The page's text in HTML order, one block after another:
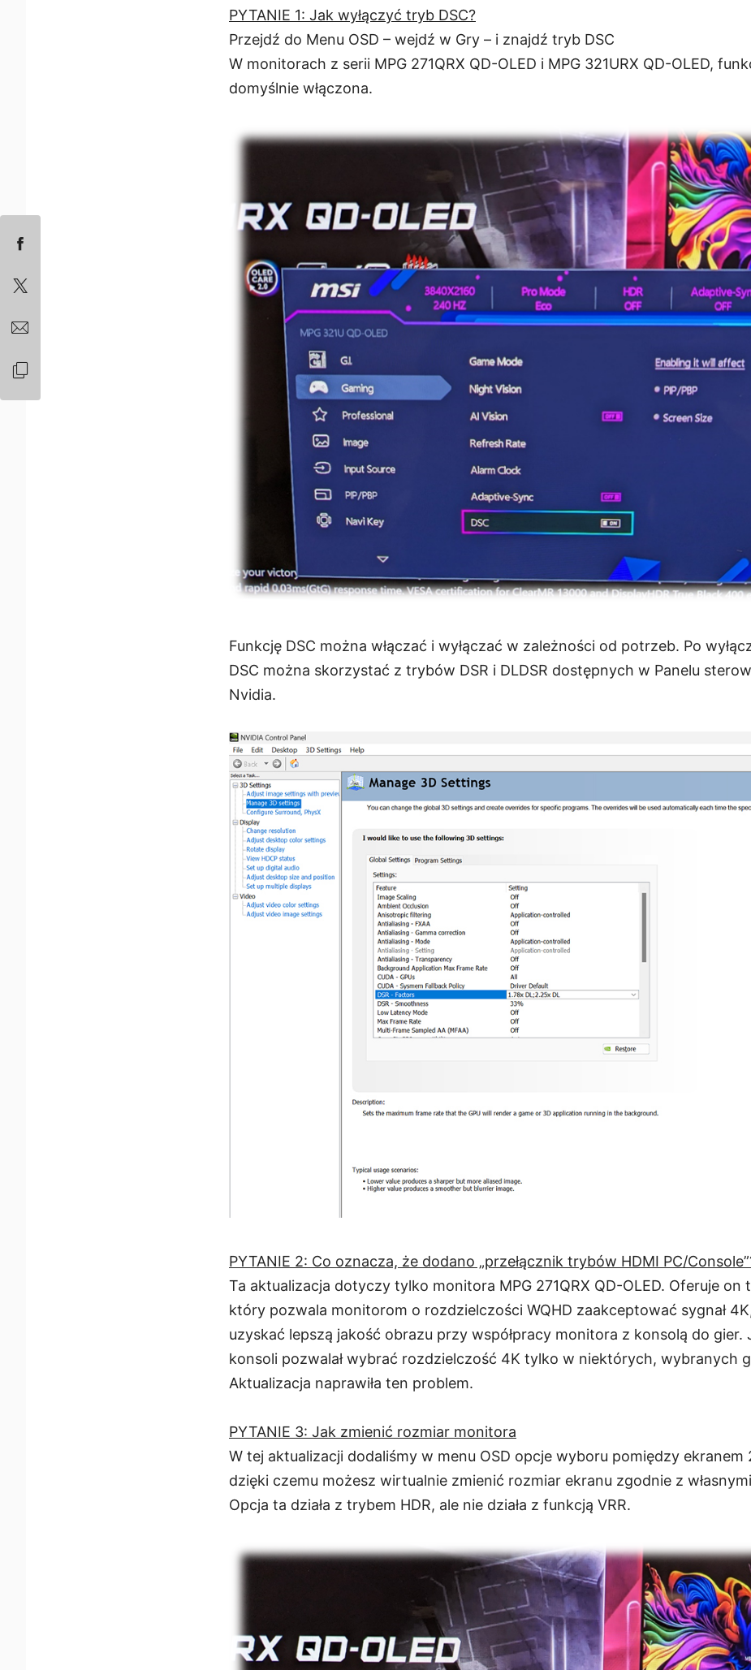
PYTANIE 1: Jak wyłączyć tryb DSC?
Przejdź do Menu OSD – wejdź w Gry – i znajdź tryb DSC
W monitorach z serii MPG 271QRX QD-OLED i MPG 321URX QD-OLED,
domyślnie włączona.
Funkcję DSC można włączać i wyłączać w zależności od potrzeb. Po
DSC można skorzystać z trybów DSR i DLDSR dostępnych w Panelu
Nvidia.
PYTANIE 2: Co oznacza, że dodano „przełącznik trybów HDMI PC/
Ta aktualizacja dotyczy tylko monitora MPG 271QRX QD-OLED. Oferuje on
który pozwala monitorom o rozdzielczości WQHD zaakceptować sygnał
uzyskać lepszą jakość obrazu przy współpracy monitora z konsolą do gier.
konsoli pozwalał wybrać rozdzielczość 4K tylko w niektórych, wybranych
Aktualizacja naprawiła ten problem.
PYTANIE 3: Jak zmienić rozmiar monitora
W tej aktualizacji dodaliśmy w menu OSD opcje wyboru pomiędzy ekranem
dzięki czemu możesz wirtualnie zmienić rozmiar ekranu zgodnie z
Opcja ta działa z trybem HDR, ale nie działa z funkcją VRR.